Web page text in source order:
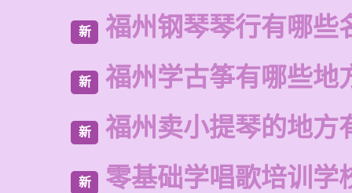
新 福州钢琴琴行有哪些
新 福州学古筝有哪些地
新 福州卖小提琴的地方
新 零基础学唱歌培训学